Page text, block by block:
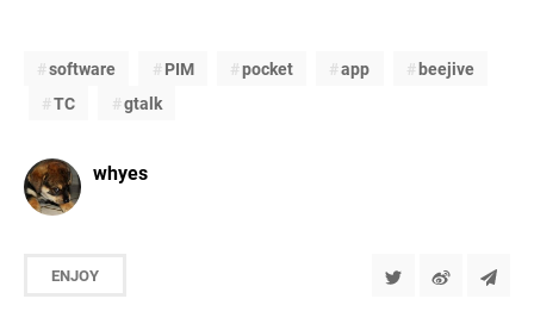
software PIM pocket app
beejive
TC
gtalk
whyes
ENJOY